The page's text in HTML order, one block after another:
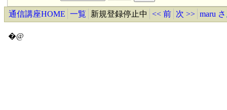
通信講座HOME 一覧 新規登録停止中 << 前 次 >> maru
�@